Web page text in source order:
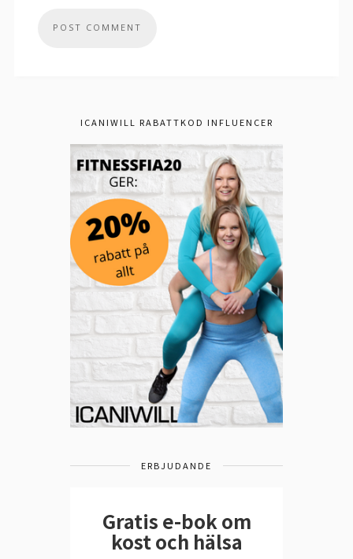
ICANIWILL RABATTKOD INFLUENCER
ERBJUDANDE
Gratis e-bok om
kost och hälsa